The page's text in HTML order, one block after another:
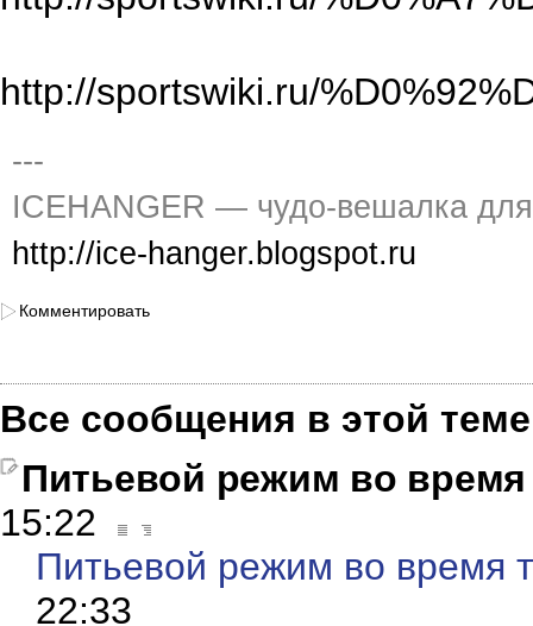
http://sportswiki.ru/
---
ICEHANGER — чудо-вешалка
http://ice-hanger.blogspot.ru
Комментировать
Все сообщения в этой
Питьевой режим во время
15:22
Питьевой режим во время
22:33